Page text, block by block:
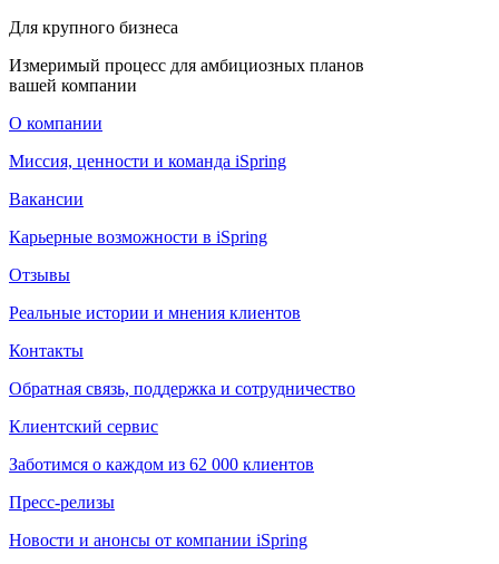
Для крупного бизнеса
Измеримый процесс для амбициозных планов
вашей компании
О компании
Миссия, ценности и команда iSpring
Вакансии
Карьерные возможности в iSpring
Отзывы
Реальные истории и мнения клиентов
Контакты
Обратная связь, поддержка и сотрудничество
Клиентский сервис
Заботимся о каждом из 62 000 клиентов
Пресс-релизы
Новости и анонсы от компании iSpring